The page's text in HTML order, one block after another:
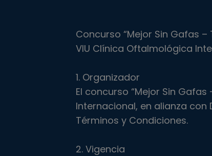
Concurso “Mejor Sin Gafas
VIU Clínica Oftalmológica
1. Organizador
El concurso “Mejor Sin
Internacional, en alianza
Términos y Condiciones.
2. Vigencia